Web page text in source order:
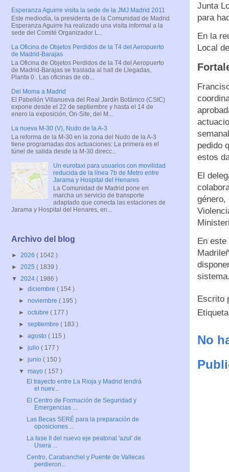
Junta
para
En la
Local
pedido
estos
El
género,
En
Escrito
No
Esperanza Aguirre visita la sede de la JMJ Madrid 2011
Este mediodía, la presidenta de la Comunidad de Madrid
Esperanza Aguirre ha realizado una visita informal a la
sede del Comité Organizador L...
La Oficina de Objetos Perdidos de la T4 del Aeropuerto
de Madrid-Barajas
La Oficina de Objetos Perdidos de la T4 del Aeropuerto
de Madrid-Barajas se traslada al hall de Llegadas,
Planta 0 . Las oficinas de ob...
Del Moma a Madrid
El Pabellón Villanueva del Real Jardín Botánico (CSIC)
expone desde el 22 de septiembre y hasta el 14 de
enero la exposición, On-Site, del M...
La nueva M-30 (V), Nudo de la A-3
La reforma de la M-30 en la zona del Nudo de la A-3
tiene programadas dos actuaciones: La primera es el
túnel de salida desde la M-30 direcc...
Un eurotaxi para usuarios con movilidad
reducida de la línea 7b de Metro entre
Jarama y Hospital del Henares
La Comunidad de Madrid pone en
marcha un servicio de transporte
adaptado que conecta las estaciones de
Jarama y Hospital del Henares, en...
Archivo del blog
► 2026 ( 1042 )
► 2025 ( 1839 )
▼ 2024 ( 1986 )
►diciembre( 154 )
►noviembre( 195 )
►octubre( 177 )
►septiembre( 183 )
►agosto( 115 )
►julio( 177 )
►junio( 150 )
▼mayo( 157 )
El trayecto entre La Rioja y Madrid tendrá
el nuev...
El Centro de Formación de Seguridad y
Emergencias ...
Las Becas SERÉ para la preparación de
oposiciones ...
La fase II del nuevo eje peatonal 'azul' de
Usera ...
Centro, Carabanchel y Puente de Vallecas
perdieron...